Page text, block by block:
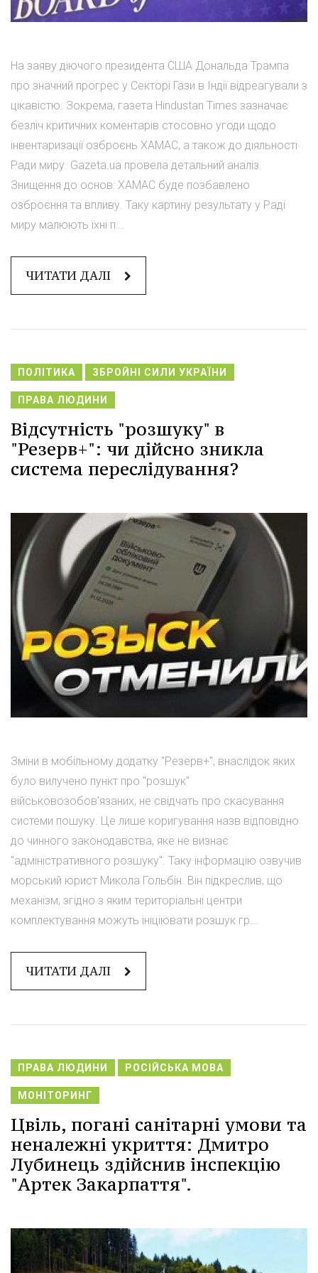
На заяву діючого президента США Дональда Трампа
про значний прогрес у Секторі Гази в Індії відреагували з
цікавістю. Зокрема, газета Hindustan Times зазначає
безліч критичних коментарів стосовно угоди щодо
інвентаризації озброєнь ХАМАС, а також до діяльності
Ради миру. Gazeta.ua провела детальний аналіз.
Знищення до основ: ХАМАС буде позбавлено
озброєння та впливу. Таку картину результату у Раді
миру малюють їхні п...
ЧИТАТИ ДАЛІ
ПОЛІТИКА ЗБРОЙНІ СИЛИ УКРАЇНИ
ПРАВА ЛЮДИНИ
Відсутність "розшуку" в
"Резерв+": чи дійсно зникла
система переслідування?
Зміни в мобільному додатку "Резерв+", внаслідок яких
було вилучено пункт про "розшук"
військовозобов'язаних, не свідчать про скасування
системи пошуку. Це лише коригування назв відповідно
до чинного законодавства, яке не визнає
"адміністративного розшуку". Таку інформацію озвучив
морський юрист Микола Гольбін. Він підкреслив, що
механізм, згідно з яким територіальні центри
комплектування можуть ініціювати розшук гр...
ЧИТАТИ ДАЛІ
ПРАВА ЛЮДИНИ РОСІЙСЬКА МОВА
МОНІТОРИНГ
Цвіль, погані санітарні умови та
неналежні укриття: Дмитро
Лубинець здійснив інспекцію
"Артек Закарпаття".